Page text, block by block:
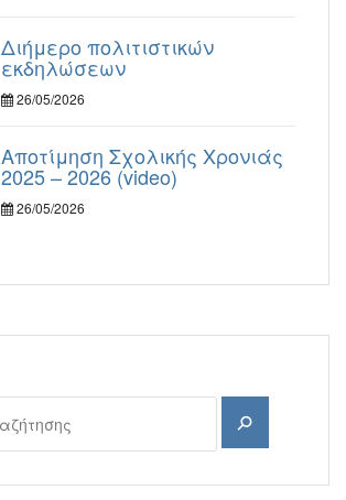
Διήμερο πολιτιστικών
εκδηλώσεων
26/05/2026
Αποτίμηση Σχολικής Χρονιάς
2025 – 2026 (video)
26/05/2026
Αναζήτηση